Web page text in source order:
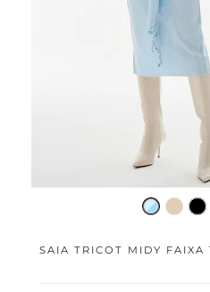
SAIA TRICOT MIDY FAIXA